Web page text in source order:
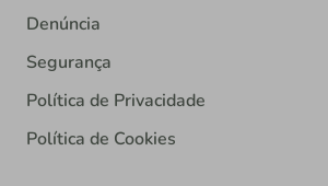
Denúncia
Segurança
Política de Privacidade
Política de Cookies